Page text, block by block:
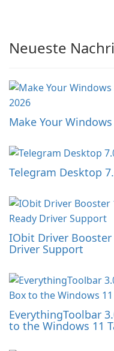
Neueste
Make Your
Telegram Desktop
IObit Driver Booster
Driver Support
EverythingToolbar
to the Windows 11